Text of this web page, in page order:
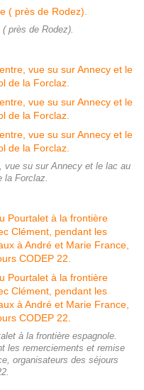
près de Rodez).
vue su sur Annecy et le lac au
la Forclaz.
à la frontière espagnole.
les remerciements et remise
organisateurs des séjours